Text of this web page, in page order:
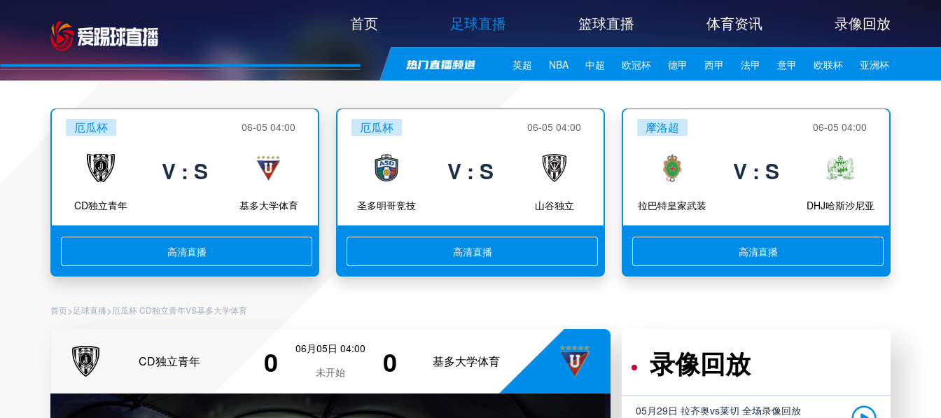
首页 足球直播 篮球直播 体育资讯 录像回放
英超 NBA 中超 欧冠杯 德甲 西甲 法甲 意甲 欧联杯 亚洲杯
厄瓜杯 06-05 04:00
CD独立青年
V : S
基多大学体育
高清直播
厄瓜杯 06-05 04:00
圣多明哥竞技
V : S
山谷独立
高清直播
摩洛超 06-05 04:00
拉巴特皇家武装
V : S
DHJ哈斯沙尼亚
高清直播
首页> 足球直播> 厄瓜杯 CD独立青年VS基多大学体育
CD独立青年 0
06月05日 04:00
未开始
0 基多大学体育 录像回放
05月29日 拉齐奥vs莱切 全场录像回放